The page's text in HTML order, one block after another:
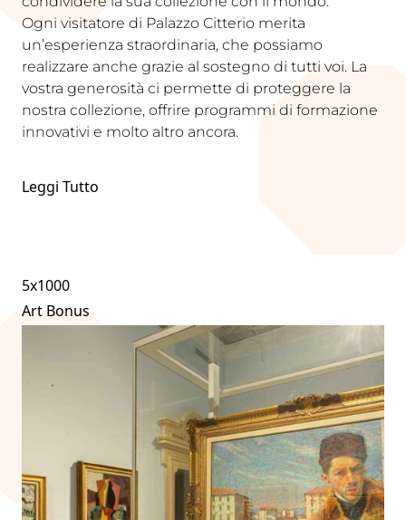
Ogni visitatore di Palazzo Citterio merita
un’esperienza straordinaria, che possiamo
realizzare anche grazie al sostegno di tutti voi. La
vostra generosità ci permette di proteggere la
nostra collezione, offrire programmi di formazione
innovativi e molto altro ancora.
Leggi Tutto
5x1000
Art Bonus